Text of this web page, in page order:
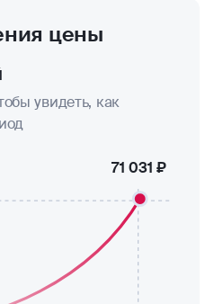
цены
увидеть, как
71 031 ₽